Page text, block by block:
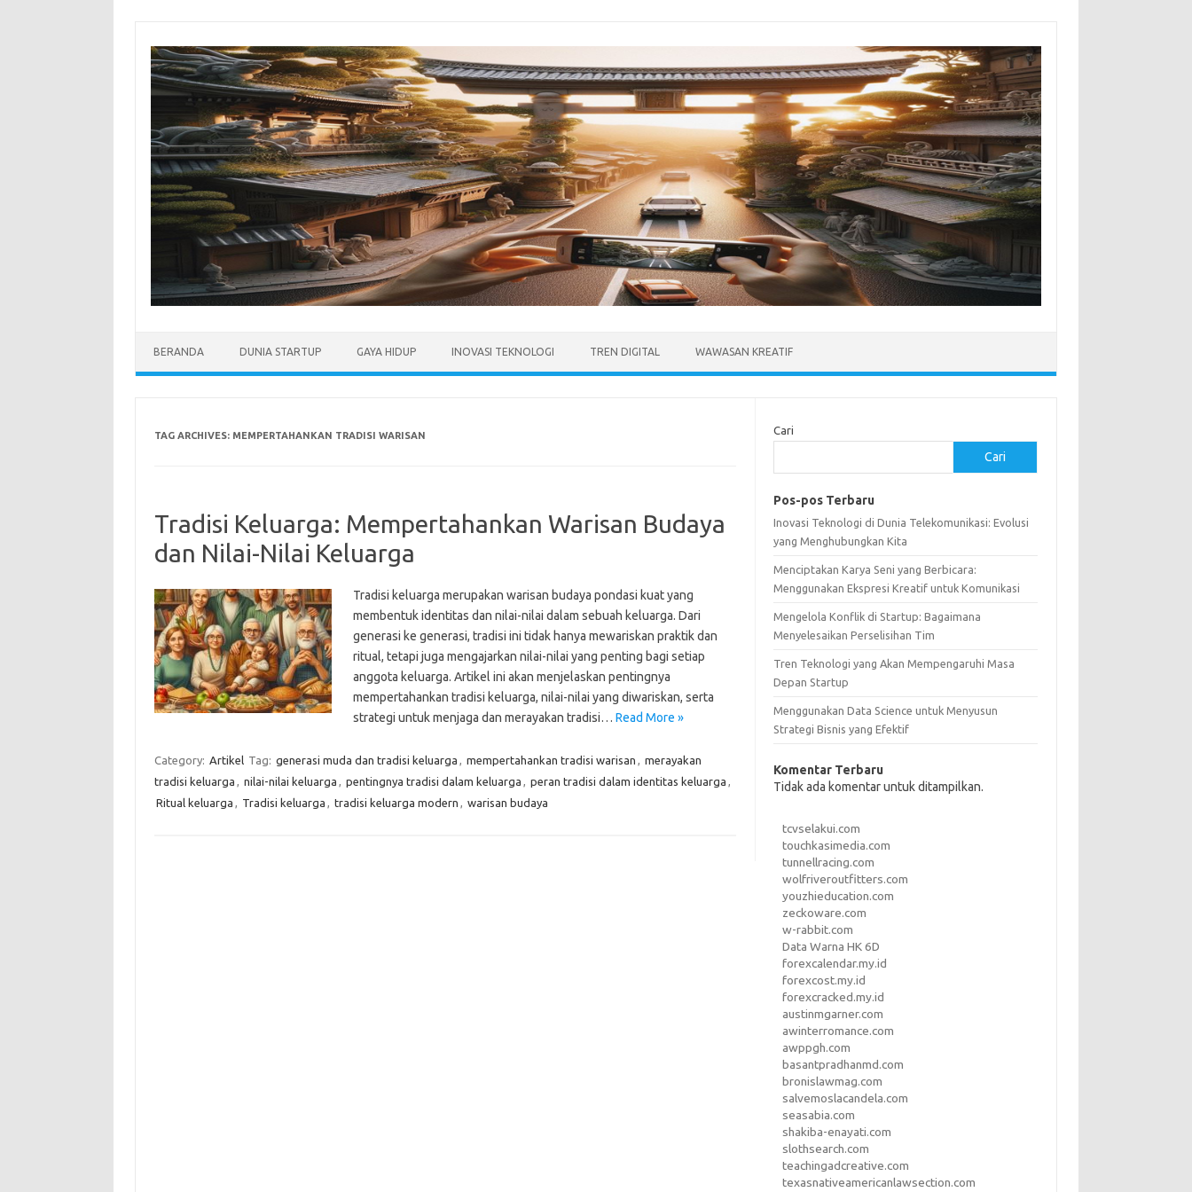
content
BERANDA DUNIA STARTUP GAYA HIDUP INOVASI TEKNOLOGI TREN DIGITAL WAWASAN KREATIF
TAG ARCHIVES: MEMPERTAHANKAN TRADISI WARISAN
Tradisi Keluarga: Mempertahankan Warisan Budaya
dan Nilai-Nilai Keluarga
Tradisi keluarga merupakan warisan budaya pondasi kuat yang
membentuk identitas dan nilai-nilai dalam sebuah keluarga. Dari
generasi ke generasi, tradisi ini tidak hanya mewariskan praktik dan
ritual, tetapi juga mengajarkan nilai-nilai yang penting bagi setiap
anggota keluarga. Artikel ini akan menjelaskan pentingnya
mempertahankan tradisi keluarga, nilai-nilai yang diwariskan, serta
strategi untuk menjaga dan merayakan tradisi… Read More »
Category: Artikel Tag: generasi muda dan tradisi keluarga , mempertahankan tradisi warisan , merayakan
tradisi keluarga , nilai-nilai keluarga , pentingnya tradisi dalam keluarga , peran tradisi dalam identitas keluarga ,
Ritual keluarga , Tradisi keluarga , tradisi keluarga modern , warisan budaya
Cari
Cari
Pos-pos Terbaru
Inovasi Teknologi di Dunia Telekomunikasi: Evolusi
yang Menghubungkan Kita
Menciptakan Karya Seni yang Berbicara:
Menggunakan Ekspresi Kreatif untuk Komunikasi
Mengelola Konflik di Startup: Bagaimana
Menyelesaikan Perselisihan Tim
Tren Teknologi yang Akan Mempengaruhi Masa
Depan Startup
Menggunakan Data Science untuk Menyusun
Strategi Bisnis yang Efektif
Komentar Terbaru
Tidak ada komentar untuk ditampilkan.
tcvselakui.com
touchkasimedia.com
tunnellracing.com
wolfriveroutfitters.com
youzhieducation.com
zeckoware.com
w-rabbit.com
Data Warna HK 6D
forexcalendar.my.id
forexcost.my.id
forexcracked.my.id
austinmgarner.com
awinterromance.com
awppgh.com
basantpradhanmd.com
bronislawmag.com
salvemoslacandela.com
seasabia.com
shakiba-enayati.com
slothsearch.com
teachingadcreative.com
texasnativeamericanlawsection.com